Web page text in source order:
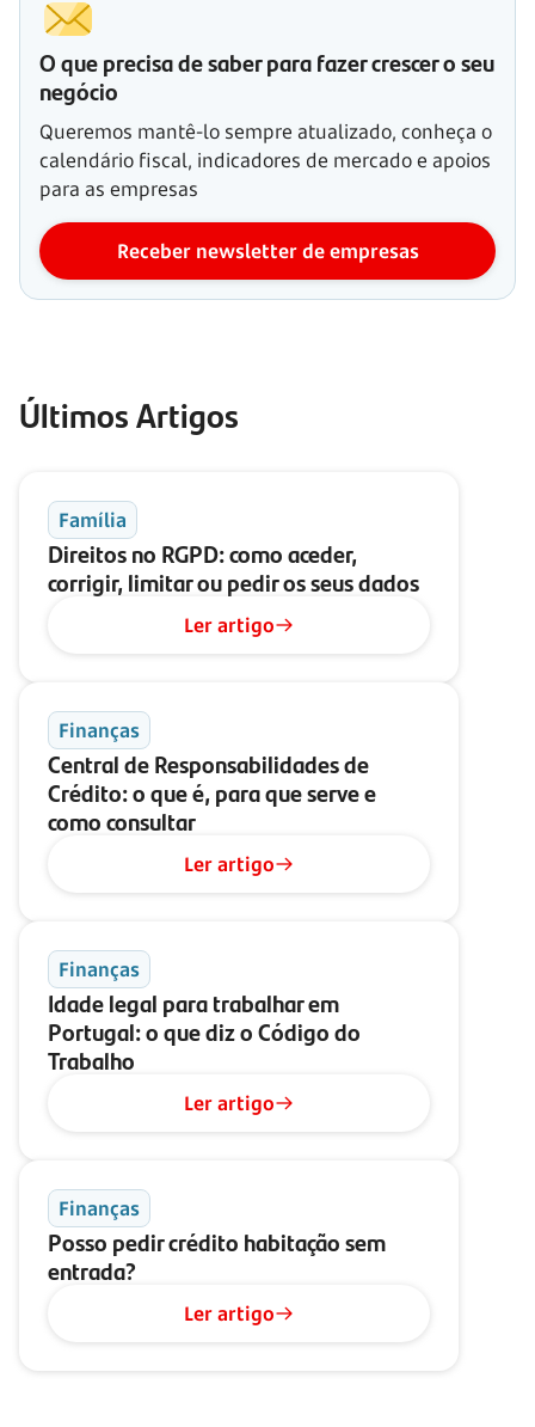
O que precisa de saber para fazer crescer o seu
negócio
Queremos mantê-lo sempre atualizado, conheça o
calendário fiscal, indicadores de mercado e apoios
para as empresas
Receber newsletter de empresas
Últimos Artigos
Família
Direitos no RGPD: como aceder,
corrigir, limitar ou pedir os seus dados
Ler artigo
Finanças
Central de Responsabilidades de
Crédito: o que é, para que serve e
como consultar
Ler artigo
Finanças
Idade legal para trabalhar em
Portugal: o que diz o Código do
Trabalho
Ler artigo
Finanças
Posso pedir crédito habitação sem
entrada?
Ler artigo